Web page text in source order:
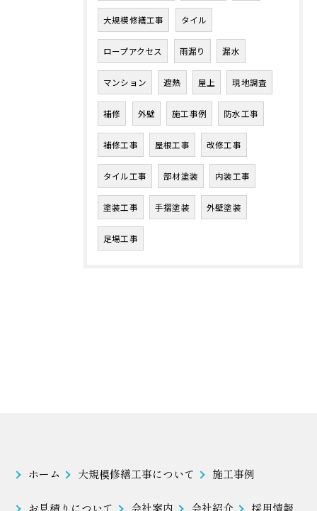
大規模修繕工事 タイル
ロープアクセス 雨漏り 漏水
マンション 遮熱 屋上 現地調査
補修 外壁 施工事例 防水工事
補修工事 屋根工事 改修工事
タイル工事 部材塗装 内装工事
塗装工事 手摺塗装 外壁塗装
足場工事
ホーム 大規模修繕工事について 施工事例
お見積りについて 会社案内 会社紹介 採用情報